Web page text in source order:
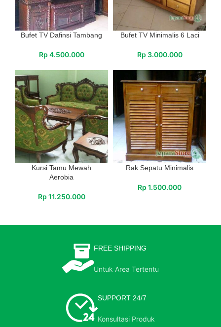
Bufet TV Dafinsi Tambang
Rp 4.500.000
Bufet TV Minimalis 6 Laci
Rp 3.000.000
Kursi Tamu Mewah
Aerobia
Rp 11.250.000
Rak Sepatu Minimalis
Rp 1.500.000
FREE SHIPPING
Untuk Area Tertentu
SUPPORT 24/7
Konsultasi Produk